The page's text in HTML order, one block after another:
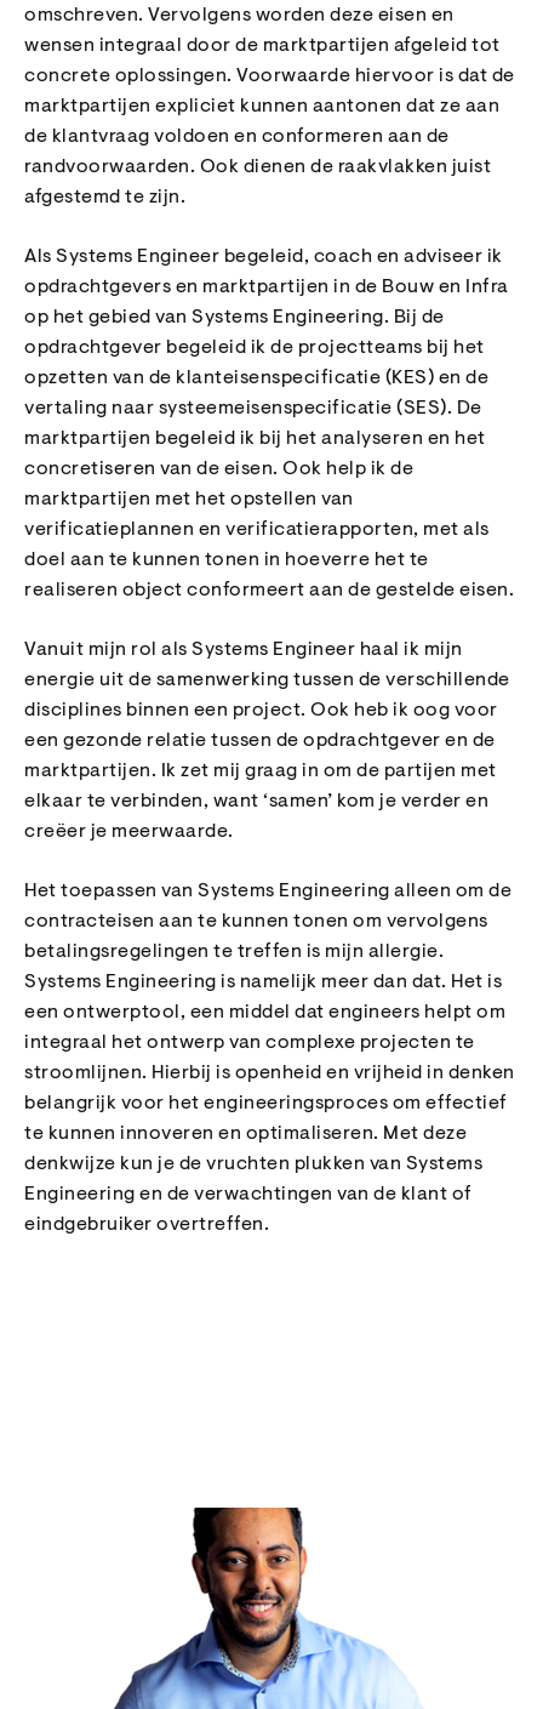
omschreven. Vervolgens worden deze eisen en
wensen integraal door de marktpartijen afgeleid tot
concrete oplossingen. Voorwaarde hiervoor is dat de
marktpartijen expliciet kunnen aantonen dat ze aan
de klantvraag voldoen en conformeren aan de
randvoorwaarden. Ook dienen de raakvlakken juist
afgestemd te zijn.
Als Systems Engineer begeleid, coach en adviseer ik
opdrachtgevers en marktpartijen in de Bouw en Infra
op het gebied van Systems Engineering. Bij de
opdrachtgever begeleid ik de projectteams bij het
opzetten van de klanteisenspecificatie (KES) en de
vertaling naar systeemeisenspecificatie (SES). De
marktpartijen begeleid ik bij het analyseren en het
concretiseren van de eisen. Ook help ik de
marktpartijen met het opstellen van
verificatieplannen en verificatierapporten, met als
doel aan te kunnen tonen in hoeverre het te
realiseren object conformeert aan de gestelde eisen.
Vanuit mijn rol als Systems Engineer haal ik mijn
energie uit de samenwerking tussen de verschillende
disciplines binnen een project. Ook heb ik oog voor
een gezonde relatie tussen de opdrachtgever en de
marktpartijen. Ik zet mij graag in om de partijen met
elkaar te verbinden, want ‘samen’ kom je verder en
creëer je meerwaarde.
Het toepassen van Systems Engineering alleen om de
contracteisen aan te kunnen tonen om vervolgens
betalingsregelingen te treffen is mijn allergie.
Systems Engineering is namelijk meer dan dat. Het is
een ontwerptool, een middel dat engineers helpt om
integraal het ontwerp van complexe projecten te
stroomlijnen. Hierbij is openheid en vrijheid in denken
belangrijk voor het engineeringsproces om effectief
te kunnen innoveren en optimaliseren. Met deze
denkwijze kun je de vruchten plukken van Systems
Engineering en de verwachtingen van de klant of
eindgebruiker overtreffen.